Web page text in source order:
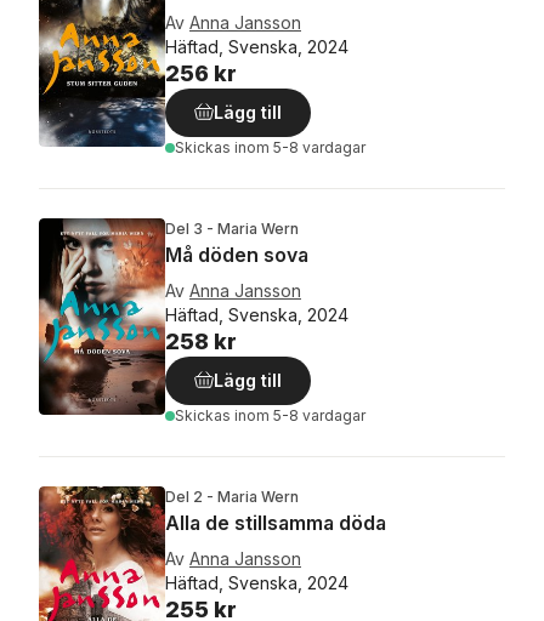
Av Anna Jansson
Häftad, Svenska, 2024
256 kr
Lägg till
Skickas inom 5-8 vardagar
Del 3 - Maria Wern
Må döden sova
Av Anna Jansson
Häftad, Svenska, 2024
258 kr
Lägg till
Skickas inom 5-8 vardagar
Del 2 - Maria Wern
Alla de stillsamma döda
Av Anna Jansson
Häftad, Svenska, 2024
255 kr